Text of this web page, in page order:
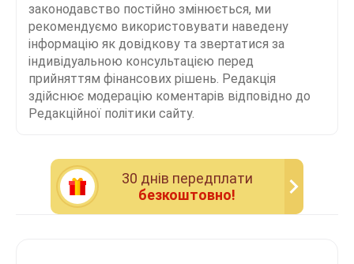
законодавство постійно змінюється, ми
рекомендуємо використовувати наведену
інформацію як довідкову та звертатися за
індивідуальною консультацією перед
прийняттям фінансових рішень. Редакція
здійснює модерацію коментарів відповідно до
Редакційної політики сайту.
30 днiв передплати
безкоштовно!